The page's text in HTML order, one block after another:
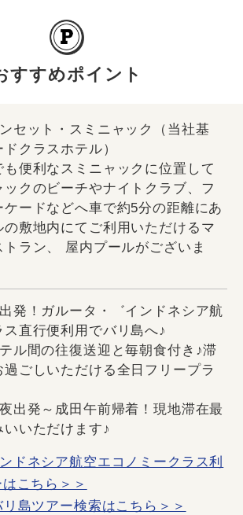
すすめポイント
セット・スミニャック（当社基
クラスホテル）
便利なスミニャックに位置して
クのビーチやナイトクラブ、フ
ケードなどへ車で約5分の距離にあ
の敷地内にてご利用いただけるマ
トラン、 屋内プールがございま
発！ガルータ・゛インドネシア航
直行便利用でバリ島へ♪
ル間の往復送迎と毎朝食付き♪滞
ごしいただける全日フリープラ
出発～成田午前帰着！現地滞在最
いただけます♪
ドネシア航空エコノミークラス利
こちら＞＞
島ツアー検索はこちら＞＞